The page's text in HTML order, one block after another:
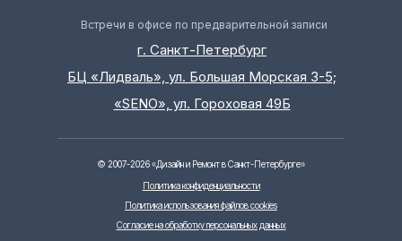
г. Санкт-Петербург
БЦ «Лидваль», ул. Большая Морская 3-5;
«SENO», ул. Гороховая 49Б
Встречи в офисе по предварительной записи
Политика конфиденциальности
Согласие на обработку персональных данных
Политика использования файлов cookies
© 2007-2026«Дизайн и Ремонт в Санкт-Петербурге»